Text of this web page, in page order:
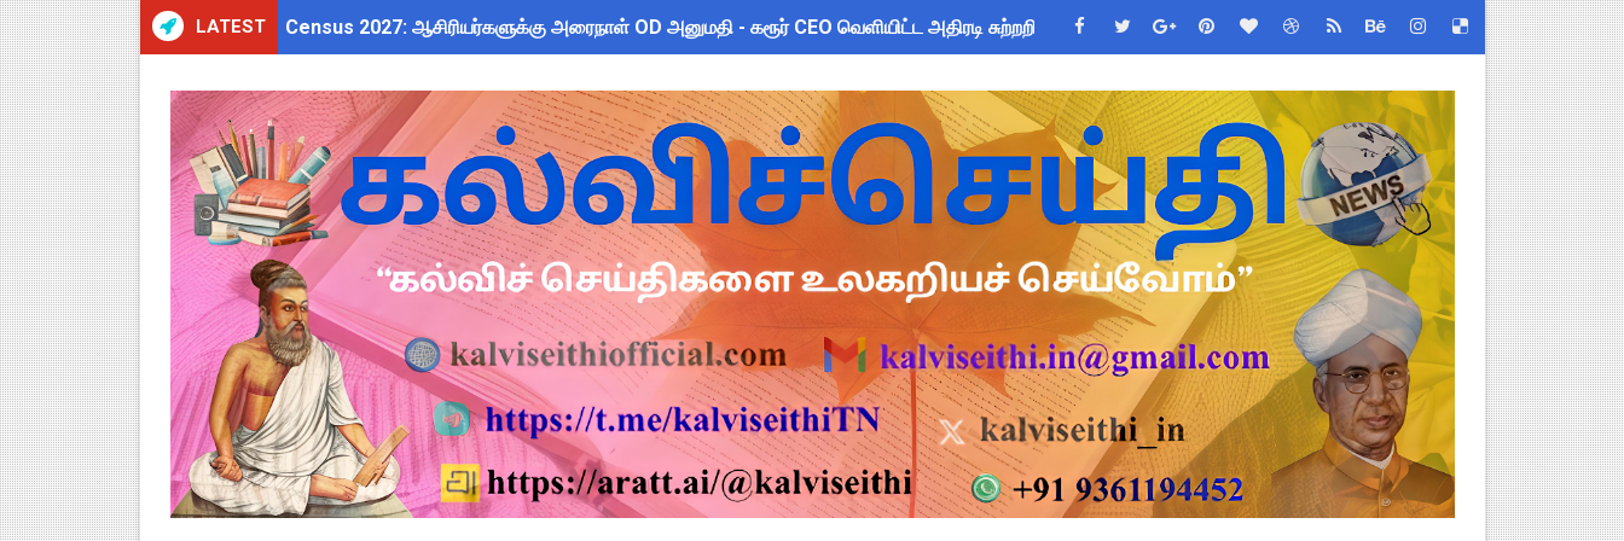
LATEST Census 2027: ஆசிரியர்களுக்கு அரைநாள் OD அனுமதி - கரூர் CEO வெளியிட்ட அதிரடி சுற்றறிக்கை!
TN Budget Assembly Schedule 2026: பள்ளிக்கல்வித்துறை மீதான மானிய கோரிக்கை விவாதம் 24.08.2026 அன்று நடைபெறுகிறது - நிகழ்ச்சி நிரல் மற்றும் முக்கிய
ஆசிரியர்கள் கவனத்திற்கு! Census 2027 Duty: 28 மாவட்ட CEO & Collector வெளியிட்ட அதிரடி சுற்றறிக்கைகள் - முழு விவரங்கள்!
நாமக்கல் மாவட்டம்: மக்கள் தொகை கணக்கெடுப்பு 2027 - ஆசிரியர்களுக்கு முக்கிய வழிகாட்டுதல்! CEO சுற்றறிக்கை வெளியீடு
TN Budget 2026-2027 Highlights: மாணவர்களுக்கு இலவச லேப்டாப், சைக்கிள் & AI பயிற்சி - கல்வி, வேலைவாய்ப்பு, மகளிர் நலன் & புதிய திட்டங்களின் முழு
பள்ளி மாணவர்களுக்கு 4 செட் இலவச சீருடை: EMIS தளத்தில் விவரங்களை பதிவிட அவகாசம்! - தொடக்கக் கல்வித் துறை சுற்றறிக்கை!
TN SSLC Supplementary Result 2026: 10-ஆம் வகுப்பு துணைத் தேர்வு முடிவுகள் வெளியீடு! தற்காலிக மதிப்பெண் சான்றிதழ் பதிவிறக்கம் செய்வது எப்படி? DGE முக்கிய
நாளை ஆகஸ்ட் 6ஆம் தேதி உள்ளூர் விடுமுறை அறிவிக்கப்பட்டுள்ள 2 மாவட்டங்கள்
ஒருங்கிணைந்த பள்ளிக் கல்வியின் மாநிலத் திட்ட இயக்குநர் Dr.M.ஆர்த்தி, IAS மாற்றம் - புதிய திட்ட இயக்குநராக கலைச்செல்வி மோகன், IAS நியமனம் - அரசாணை
தமிழ்நாடு அரசு ஊழியர்கள் கவனத்திற்கு: பணிநியமனம், பதவி உயர்வு மற்றும் இடமாறுதல் தொடர்பாக முதலமைச்சரின் நிலையான ஆணைகள் (TN Govt Standing